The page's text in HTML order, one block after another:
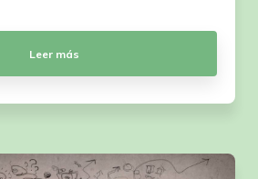
Leer más